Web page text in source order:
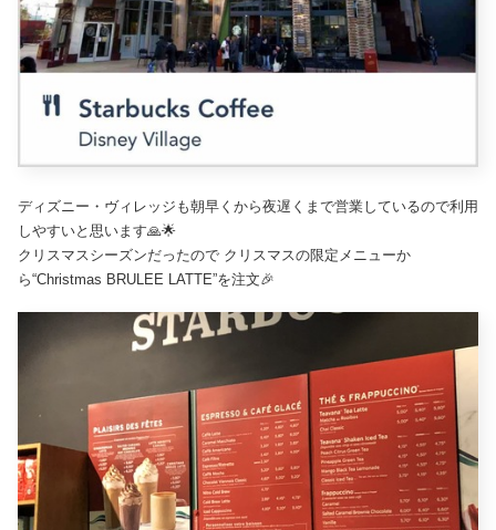
ディズニー・ヴィレッジも朝早くから夜遅くまで営業しているので利用
しやすいと思います🙏🌟
クリスマスシーズンだったので クリスマスの限定メニューか
ら“Christmas BRULEE LATTE”を注文🎉